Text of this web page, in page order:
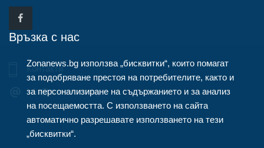
Връзка с нас
Контакти
info@zonanews.bg
Zonanews.bg използва „бисквитки“, които помагат
за подобряване престоя на потребителите, както и
за персонализиране на съдържанието и за анализ
на посещаемостта. С използването на сайта
автоматично разрешавате използването на тези
„бисквитки“.